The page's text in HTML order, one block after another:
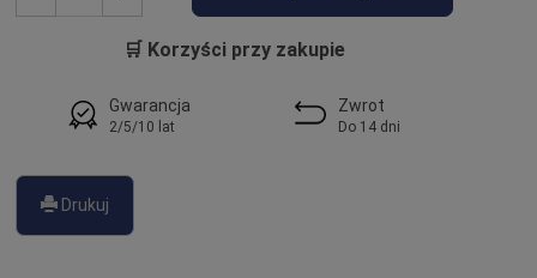
🛒 Korzyści przy zakupie
Gwarancja
2/5/10 lat
Zwrot
Do 14 dni
Drukuj